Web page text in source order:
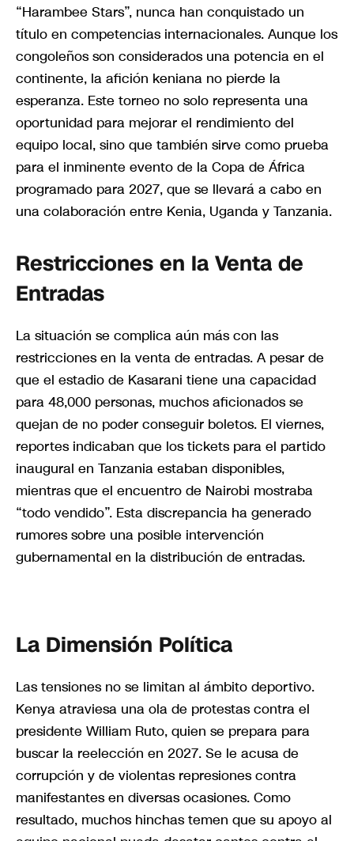
“Harambee Stars”, nunca han conquistado un
título en competencias internacionales. Aunque los
congoleños son considerados una potencia en el
continente, la afición keniana no pierde la
esperanza. Este torneo no solo representa una
oportunidad para mejorar el rendimiento del
equipo local, sino que también sirve como prueba
para el inminente evento de la Copa de África
programado para 2027, que se llevará a cabo en
una colaboración entre Kenia, Uganda y Tanzania.
Restricciones en la Venta de
Entradas
La situación se complica aún más con las
restricciones en la venta de entradas. A pesar de
que el estadio de Kasarani tiene una capacidad
para 48,000 personas, muchos aficionados se
quejan de no poder conseguir boletos. El viernes,
reportes indicaban que los tickets para el partido
inaugural en Tanzania estaban disponibles,
mientras que el encuentro de Nairobi mostraba
“todo vendido”. Esta discrepancia ha generado
rumores sobre una posible intervención
gubernamental en la distribución de entradas.
La Dimensión Política
Las tensiones no se limitan al ámbito deportivo.
Kenya atraviesa una ola de protestas contra el
presidente William Ruto, quien se prepara para
buscar la reelección en 2027. Se le acusa de
corrupción y de violentas represiones contra
manifestantes en diversas ocasiones. Como
resultado, muchos hinchas temen que su apoyo al